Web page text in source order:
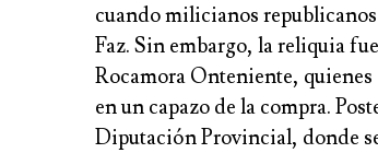
cuando milicianos
Faz. Sin embargo, la reliquia
Rocamora Onteniente, quienes
en un capazo de la compra.
Diputación Provincial, donde